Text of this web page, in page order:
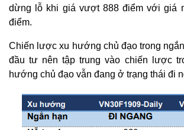
dừng lỗ khi giá vượt 888 điểm với giá
điểm.
Chiến lược xu hướng chủ đạo trong
đầu tư nên tập trung vào chiến lược
hướng chủ đạo vẫn đang ở trạng thái đi